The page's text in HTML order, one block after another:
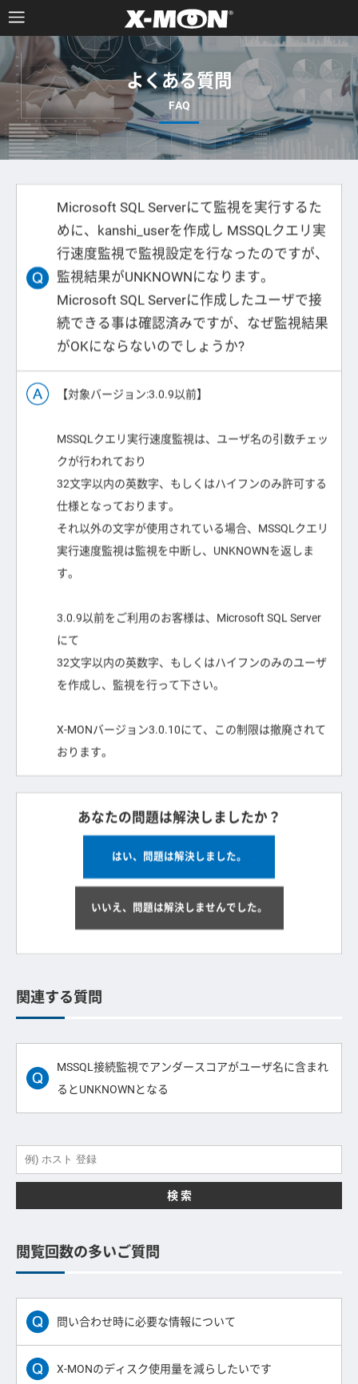
よくある質問
Microsoft SQL Serverにて監視を実行するた
めに、kanshi_userを作成し MSSQLクエリ実
行速度監視で監視設定を行なったのですが、
監視結果がUNKNOWNになります。
Microsoft SQL Serverに作成したユーザで接
続できる事は確認済みですが、なぜ監視結果
がOKにならないのでしょうか?
【対象バージョン:3.0.9以前】
MSSQLクエリ実行速度監視は、ユーザ名の引数チェッ
クが行われており
32文字以内の英数字、もしくはハイフンのみ許可する
仕様となっております。
それ以外の文字が使用されている場合、MSSQLクエリ
実行速度監視は監視を中断し、UNKNOWNを返しま
す。
3.0.9以前をご利用のお客様は、Microsoft SQL Server
にて
32文字以内の英数字、もしくはハイフンのみのユーザ
を作成し、監視を行って下さい。
X-MONバージョン3.0.10にて、この制限は撤廃されて
おります。
あなたの問題は解決しましたか？
はい、問題は解決しました。
いいえ、問題は解決しませんでした。
関連する質問
MSSQL接続監視でアンダースコアがユーザ名に含まれ
るとUNKNOWNとなる
検 索
閲覧回数の多いご質問
問い合わせ時に必要な情報について
X-MONのディスク使用量を減らしたいです